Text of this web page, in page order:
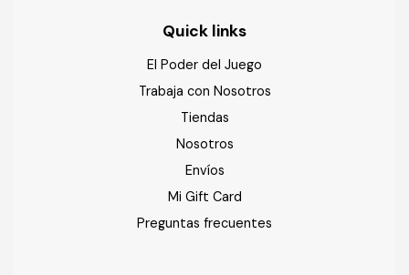
Quick links
El Poder del Juego
Trabaja con Nosotros
Tiendas
Nosotros
Envíos
Mi Gift Card
Preguntas frecuentes